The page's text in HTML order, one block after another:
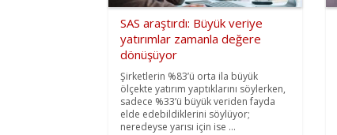
SAS araştırdı: Büyük veriye
yatırımlar zamanla değere
dönüşüyor
Şirketlerin %83’ü orta ila büyük
ölçekte yatırım yaptıklarını söylerken,
sadece %33’ü büyük veriden fayda
elde edebildiklerini söylüyor;
neredeyse yarısı için ise ...